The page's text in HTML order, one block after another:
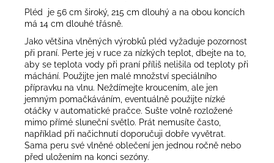
Pléd je 56 cm široký, 215 cm dlouhý a na obou koncích
má 14 cm dlouhé třásně.
Jako většina vlněných výrobků pléd vyžaduje pozornost
při praní. Perte jej v ruce za nízkých teplot, dbejte na to,
aby se teplota vody při praní příliš nelišila od teploty při
máchání. Použijte jen malé množství speciálního
přípravku na vlnu. Neždímejte kroucením, ale jen
jemným pomačkáváním, eventuálně použijte nízké
otáčky v automatické pračce. Sušte volně rozložené
mimo přímé sluneční světlo. Prát nemusíte často,
například při načichnutí doporučuji dobře vyvětrat.
Sama peru své vlněné oblečení jen jednou ročně nebo
před uložením na konci sezóny.